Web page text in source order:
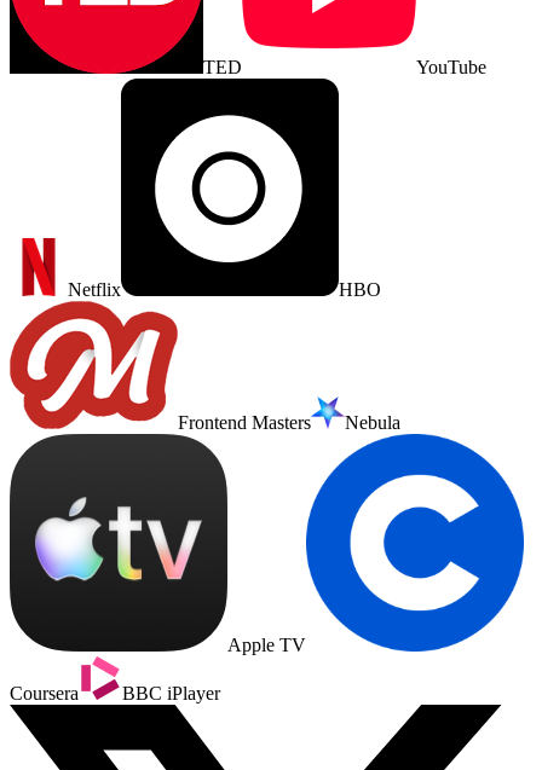
TED YouTube
Netflix HBO
Frontend Masters Nebula
Apple TV
Coursera BBC iPlayer